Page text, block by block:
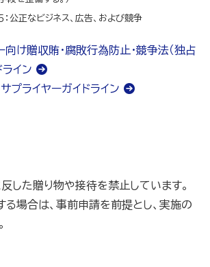
公正なビジネス、広告、および競争
向け贈収賄・腐敗行為防止・競争法（独占
イン
プライヤーガイドライン
した贈り物や接待を禁止しています。
る場合は、事前申請を前提とし、実施の